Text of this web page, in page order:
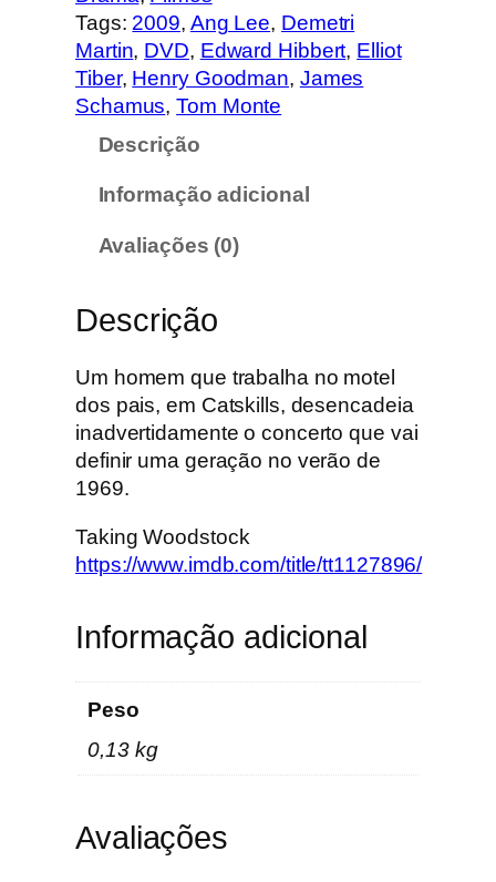
i
d
a
d
n
W
o
o
d
s
o
c
Tags: 2009, Ang Lee, Demetri
Martin, DVD, Edward Hibbert, Elliot
Tiber, Henry Goodman, James
Schamus, Tom Monte
Descrição
Informação adicional
Avaliações (0)
Descrição
Um homem que trabalha no motel
dos pais, em Catskills, desencadeia
inadvertidamente o concerto que vai
definir uma geração no verão de
1969.
Taking Woodstock
https://www.imdb.com/title/tt1127896/
Informação adicional
Peso
0,13 kg
Avaliações